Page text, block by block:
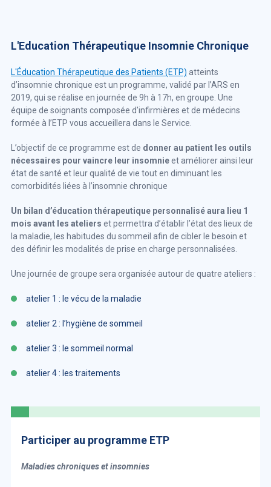
L'Education Thérapeutique Insomnie Chronique
L'Éducation Thérapeutique des Patients (ETP) atteints
d’insomnie chronique est un programme, validé par l’ARS en
2019, qui se réalise en journée de 9h à 17h, en groupe. Une
équipe de soignants composée d'infirmières et de médecins
formée à l’ETP vous accueillera dans le Service.
L’objectif de ce programme est de donner au patient les outils
nécessaires pour vaincre leur insomnieet améliorer ainsi leur
état de santé et leur qualité de vie tout en diminuant les
comorbidités liées à l’insomnie chronique
Un bilan d’éducation thérapeutique personnalisé aura lieu 1
mois avant les ateliers et permettra d’établir l’état des lieux de
la maladie, les habitudes du sommeil afin de cibler le besoin et
des définir les modalités de prise en charge personnalisées.
Une journée de groupe sera organisée autour de quatre ateliers :
atelier 1 : le vécu de la maladie
atelier 2 : l’hygiène de sommeil
atelier 3 : le sommeil normal
atelier 4 : les traitements
Participer au programme ETP
Maladies chroniques et insomnies